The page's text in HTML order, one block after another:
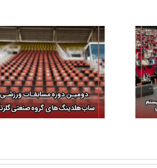
رونمایی از GNG Plus
گام نوآورانه
گلرنگ‌سیستم در تحول
دیجیتال کسب‌وکارهای
SME